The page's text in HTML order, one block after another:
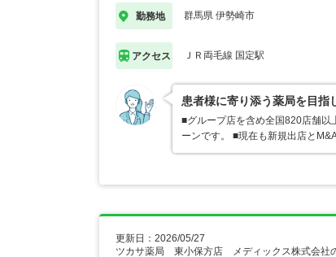
勤務地 群馬県 伊勢崎市
アクセス ＪＲ両毛線 国定駅
患者様に寄り添う薬局を目指
■グループ店を含め全国820店舗以
ーンです。 ■現在も新規出店と
更新日：2026/05/27
ツカサ薬局 東小保方店 メディックス株式会社